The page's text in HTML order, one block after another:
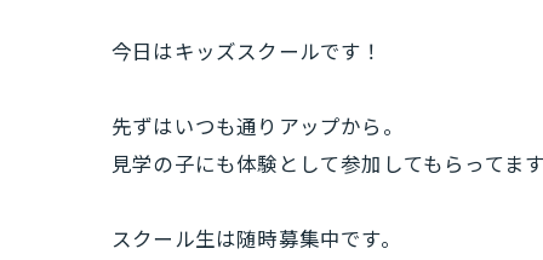
今日はキッズスクールです！
先ずはいつも通りアップから。
見学の子にも体験として参加してもらってま
スクール生は随時募集中です。